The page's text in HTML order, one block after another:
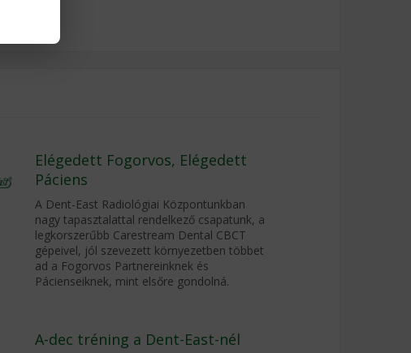
Elégedett Fogorvos, Elégedett
Páciens
A Dent-East Radiológiai Központunkban
nagy tapasztalattal rendelkező csapatunk, a
legkorszerűbb Carestream Dental CBCT
gépeivel, jól szevezett környezetben többet
ad a Fogorvos Partnereinknek és
Pácienseiknek, mint elsőre gondolná.
A-dec tréning a Dent-East-nél